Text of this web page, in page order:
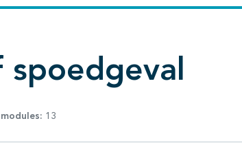
spoedgeval
13